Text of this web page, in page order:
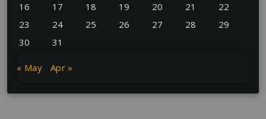
16
17 18 19 20 21
22
23
24 25 26 27 28
29
30
31
« May Apr »